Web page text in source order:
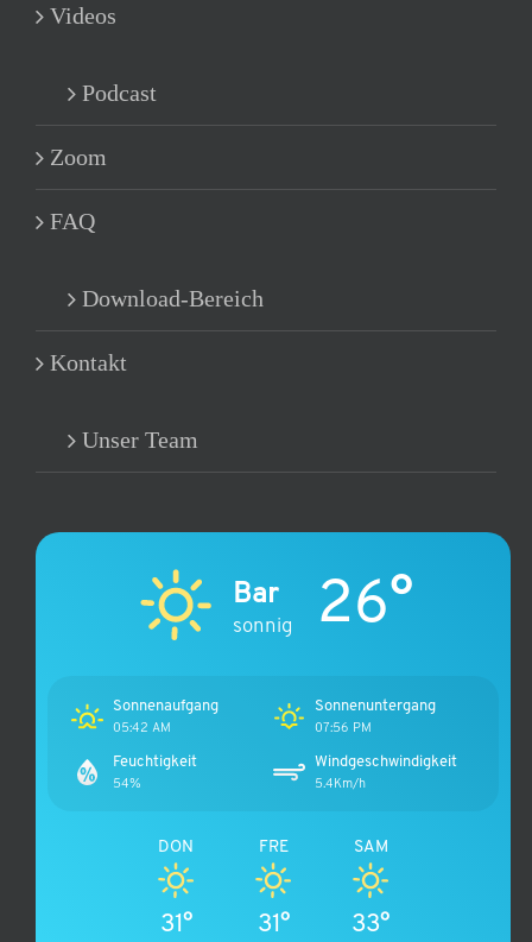
Videos
Podcast
Zoom
FAQ
Download-Bereich
Kontakt
Unser Team
Bar
sonnig 26°
Sonnenaufgang
05:42 AM
Sonnenuntergang
07:56 PM
Feuchtigkeit
54%
Windgeschwindigkeit
5.4Km/h
DON
31°
FRE
31°
SAM
33°